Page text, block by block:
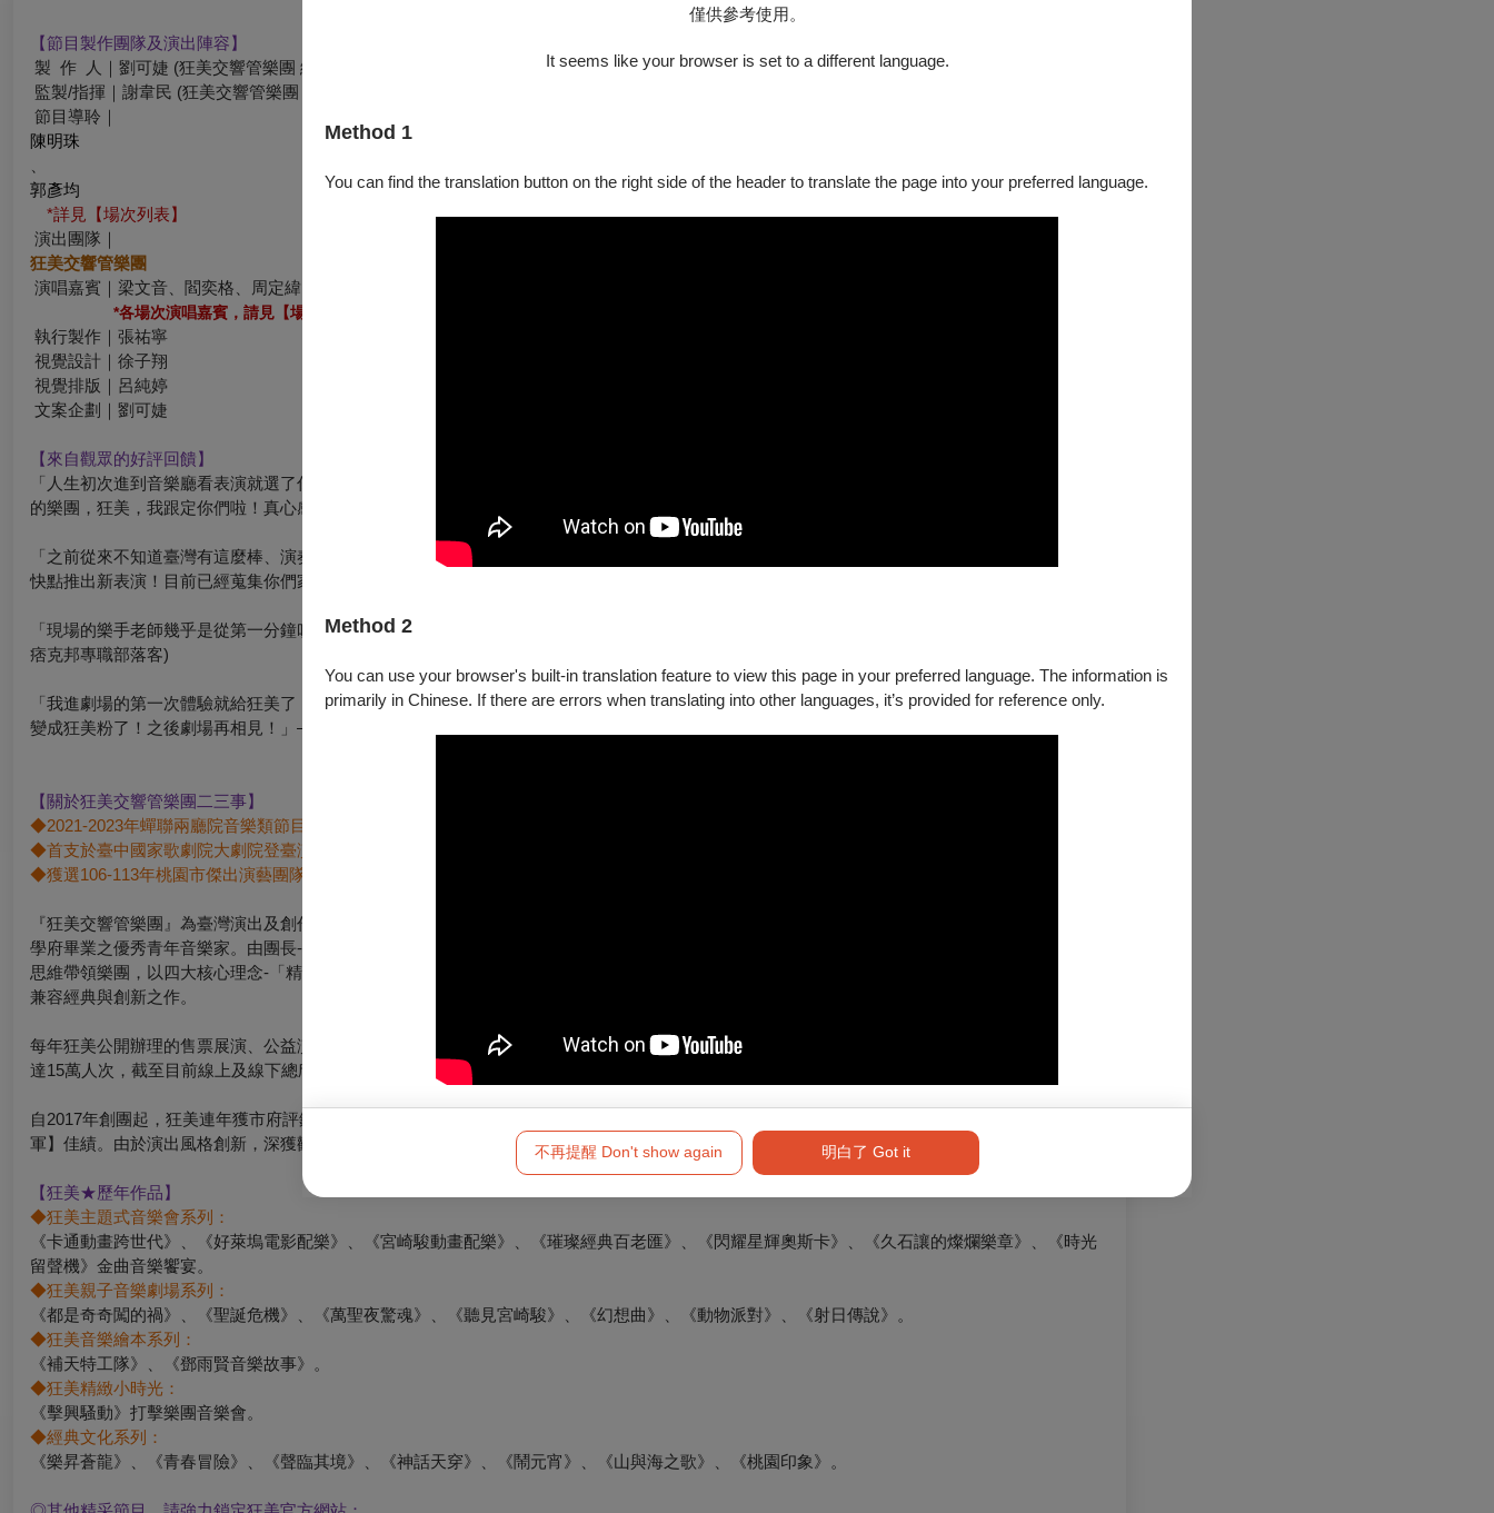
僅供參考使用。
It seems like your browser is set to a different language.
Method 1
You can find the translation button on the right side of the header to translate the page into your preferred language.
Method 2
You can use your browser's built-in translation feature to view this page in your preferred language. The information is
primarily in Chinese. If there are errors when translating into other languages, it’s provided for reference only.
不再提醒 Don't show again 明白了 Got it
【節目製作團隊及演出陣容】
製 作 人｜劉可婕 (狂美交響管樂團 總監)
監製/指揮｜謝韋民 (狂美交響管樂團 團長)
節目導聆｜
陳明珠
郭彥均
*詳見【場次列表】
演出團隊｜
狂美交響管樂團
演唱嘉賓｜梁文音、閻奕格、周定緯、倪安東
*各場次演唱嘉賓，請見【場次列表】
執行製作｜張祐寧
視覺設計｜徐子翔
視覺排版｜呂純婷
文案企劃｜劉可婕
【來自觀眾的好評回饋】
「人生初次進到音樂廳看表演就選了你們的《卡通動畫跨世代》節目，從沒想過原來看表演好有趣、適合我這個宅宅。好有創意、活潑又能量滿溢
的樂團，狂美，我跟定你們啦！真心感謝有你們存在。」—— 觀眾汪先生(職業:插畫家)
「之前從來不知道臺灣有這麼棒、演奏超動聽的管樂團，聽過一場狂美的演出後直接被圈粉！難怪每次新節目推出都是場場爆滿！狂美超狂，拜託
快點推出新表演！目前已經蒐集你們家五場演出了！」—— 觀眾鄧小姐(職業:電視台製作人)
「現場的樂手老師幾乎是從第一分鐘吹奏到最後一分鐘，秒秒熱血沸騰，就知道現場樂手老師們之優秀呀，狂美就是狂。」—— 觀眾王小姐(職業:
痞克邦專職部落客)
「我進劇場的第一次體驗就給狂美了！在台下可以感受到每位音樂家對音樂的熱情，演出水準真高！原來聽音樂會也可以如此熱血沸騰，從此我就
變成狂美粉了！之後劇場再相見！」—— 觀眾李先生(職業:國中老師)
【關於狂美交響管樂團二三事】
◆2021-2023年蟬聯兩廳院音樂類節目銷售排行冠軍
◆首支於臺中國家歌劇院大劇院登臺演出民營管樂團
◆獲選106-113年桃園市傑出演藝團隊
『狂美交響管樂團』為臺灣演出及創作能量最為豐沛的樂團之一，每位團員皆具專業演奏學歷，其中不乏海內外學成歸國的碩博士、國內一流頂尖
學府畢業之優秀青年音樂家。由團長-謝韋民及總監-劉可婕領軍的狂美，各擅其長，秉持著「對美的極致追求」核心理念，盼以嶄新、企業化的經營
思維帶領樂團，以四大核心理念-「精緻」的音樂呈現、「創新」的展演型態、「傳承」的教育內涵、「和眾」的節目製作方向，帶領樂團持續推出
兼容經典與創新之作。
每年狂美公開辦理的售票展演、公益演出逾40場、《藝童趣教遊》校園音樂列車紮根計畫總展演場次達200場次，《狂美線上音樂廳》播映次數累積
達15萬人次，截至目前線上及線下總欣賞人口為60萬人次。
自2017年創團起，狂美連年獲市府評鑑為「桃園市傑出演藝團隊」，2021至2023年更蟬聯【OPENTIX兩廳院文化生活-年度音樂類節目銷售排行冠
軍】佳績。由於演出風格創新，深獲觀眾好評及喜愛，網路使用者甚至以「狂粉」自稱，形成一股狂美旋風！
【狂美★歷年作品】
◆狂美主題式音樂會系列：
《卡通動畫跨世代》、《好萊塢電影配樂》、《宮崎駿動畫配樂》、《璀璨經典百老匯》、《閃耀星輝奧斯卡》、《久石讓的燦爛樂章》、《時光
留聲機》金曲音樂饗宴。
◆狂美親子音樂劇場系列：
《都是奇奇闖的禍》、《聖誕危機》、《萬聖夜驚魂》、《聽見宮崎駿》、《幻想曲》、《動物派對》、《射日傳說》。
◆狂美音樂繪本系列：
《補天特工隊》、《鄧雨賢音樂故事》。
◆狂美精緻小時光：
《擊興騷動》打擊樂團音樂會。
◆經典文化系列：
《樂昇蒼龍》、《青春冒險》、《聲臨其境》、《神話天穿》、《鬧元宵》、《山與海之歌》、《桃園印象》。